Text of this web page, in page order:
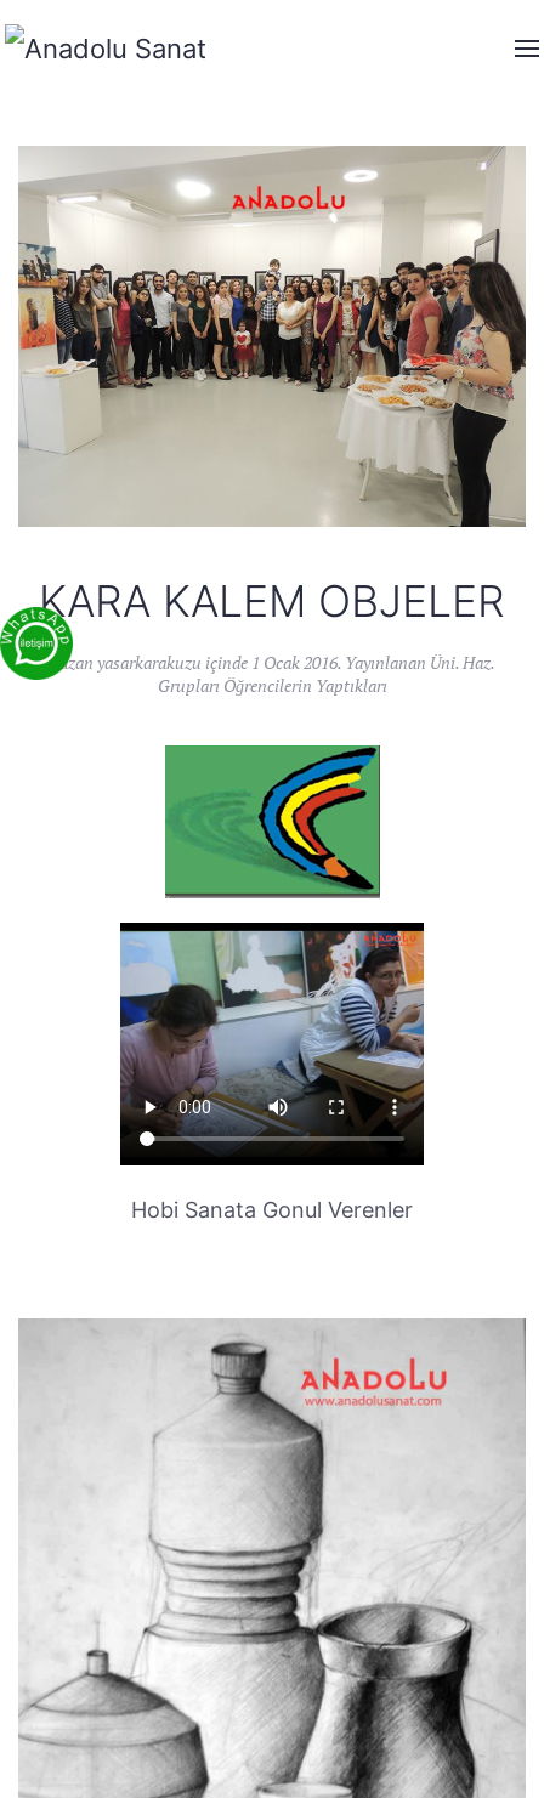
KARA KALEM OBJELER
Yazan yasarkarakuzu içinde 1 Ocak 2016. Yayınlanan Üni. Haz.
Grupları Öğrencilerin Yaptıkları
Hobi Sanata Gonul Verenler